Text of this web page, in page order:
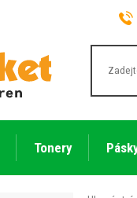
Tonery